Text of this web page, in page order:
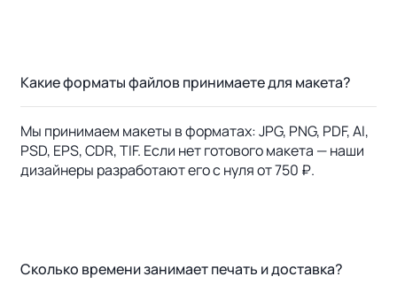
Какие форматы файлов принимаете для макета?
Мы принимаем макеты в форматах: JPG, PNG, PDF, AI,
PSD, EPS, CDR, TIF. Если нет готового макета — наши
дизайнеры разработают его с нуля от 750 ₽.
Сколько времени занимает печать и доставка?